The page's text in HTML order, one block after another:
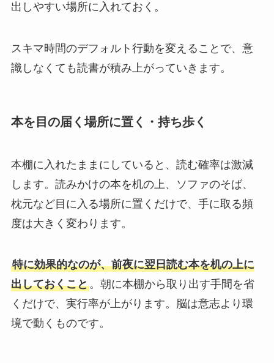
出しやすい場所に入れておく。
スキマ時間のデフォルト行動を変えることで、意
識しなくても読書が積み上がっていきます。
本を目の届く場所に置く・持ち歩く
本棚に入れたままにしていると、読む確率は激減
します。読みかけの本を机の上、ソファのそば、
枕元など目に入る場所に置くだけで、手に取る頻
度は大きく変わります。
特に効果的なのが、前夜に翌日読む本を机の上に
出しておくこと。朝に本棚から取り出す手間を省
くだけで、実行率が上がります。脳は意志より環
境で動くものです。